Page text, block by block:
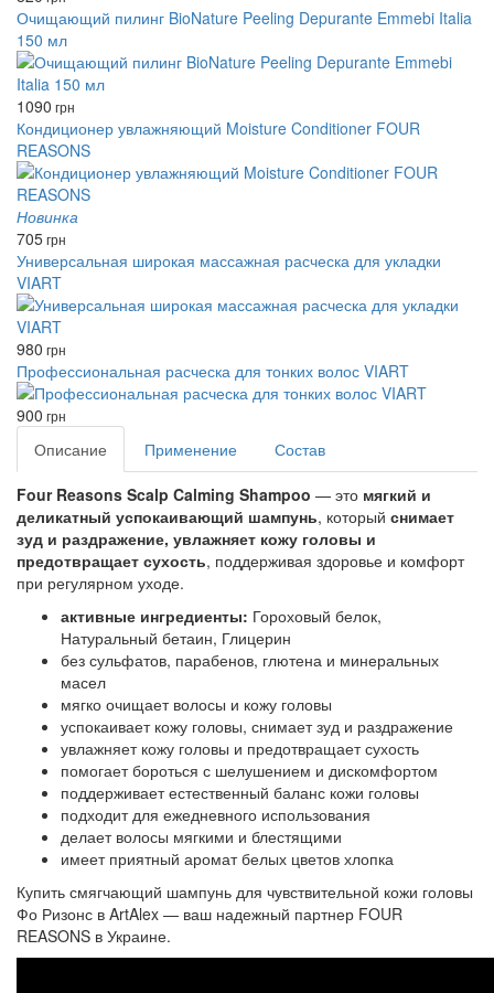
Очищающий пилинг BioNature Peeling Depurante Emmebi Italia
150 мл
1090 грн
Кондиционер увлажняющий Moisture Conditioner FOUR
REASONS
Новинка
705грн
Универсальная широкая массажная расческа для укладки
VIART
980 грн
Профессиональная расческа для тонких волос VIART
900 грн
Описание Применение Состав
Four Reasons Scalp Calming Shampoo — это мягкий и
деликатный успокаивающий шампунь, который снимает
зуд и раздражение, увлажняет кожу головы и
предотвращает сухость, поддерживая здоровье и комфорт
при регулярном уходе.
активные ингредиенты: Гороховый белок,
Натуральный бетаин, Глицерин
без сульфатов, парабенов, глютена и минеральных
масел
мягко очищает волосы и кожу головы
успокаивает кожу головы, снимает зуд и раздражение
увлажняет кожу головы и предотвращает сухость
помогает бороться с шелушением и дискомфортом
поддерживает естественный баланс кожи головы
подходит для ежедневного использования
делает волосы мягкими и блестящими
имеет приятный аромат белых цветов хлопка
Купить смягчающий шампунь для чувствительной кожи головы
Фо Ризонс в ArtAlex — ваш надежный партнер FOUR
REASONS в Украине.